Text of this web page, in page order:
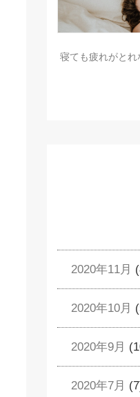
寝ても疲れがとれ
2020年11月
2020年10月
2020年9月
2020年7月